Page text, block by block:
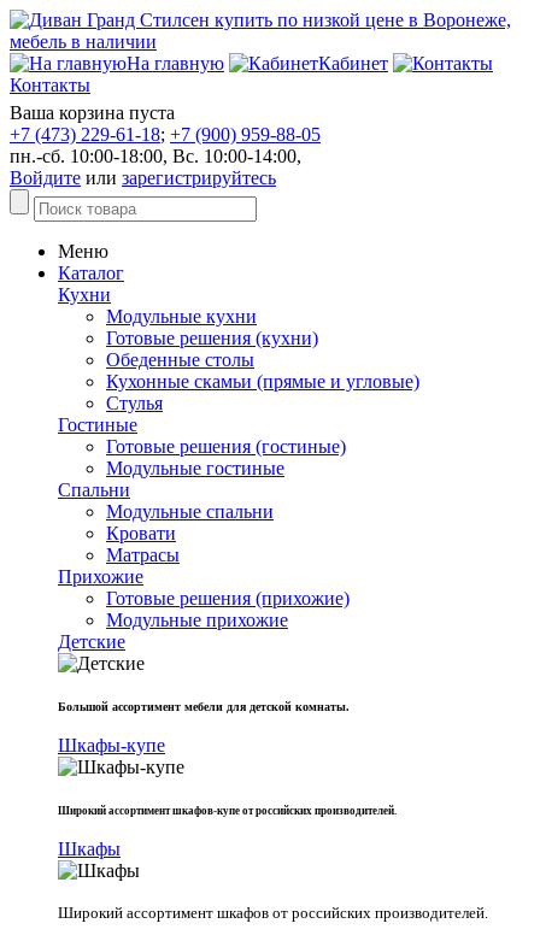
На главную
Кабинет
Контакты
Ваша корзина пуста
+7 (473) 229-61-18; +7 (900) 959-88-05
пн.-сб. 10:00-18:00, Вс. 10:00-14:00,
Войдите или зарегистрируйтесь
Меню
Каталог
Кухни
Модульные кухни
Готовые решения (кухни)
Обеденные столы
Кухонные скамьи (прямые и угловые)
Стулья
Гостиные
Готовые решения (гостиные)
Модульные гостиные
Спальни
Модульные спальни
Кровати
Матрасы
Прихожие
Готовые решения (прихожие)
Модульные прихожие
Детские
Большой ассортимент мебели для детской комнаты.
Шкафы-купе
Широкий ассортимент шкафов-купе от российских производителей.
Шкафы
Широкий ассортимент шкафов от российских производителей.